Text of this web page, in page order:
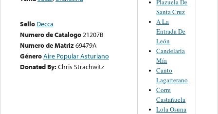
Sello Decca
Numero de Catalogo21207B
Numero de Matriz69479A
GéneroAire Popular Asturiano
Donated By:Chris Strachwitz
Plazuela De
Santa Cruz
A La
Entrada De
León
Candelaria
Mía
Canto
Lagarterano
Corre
Castañuela
Lola Osuna